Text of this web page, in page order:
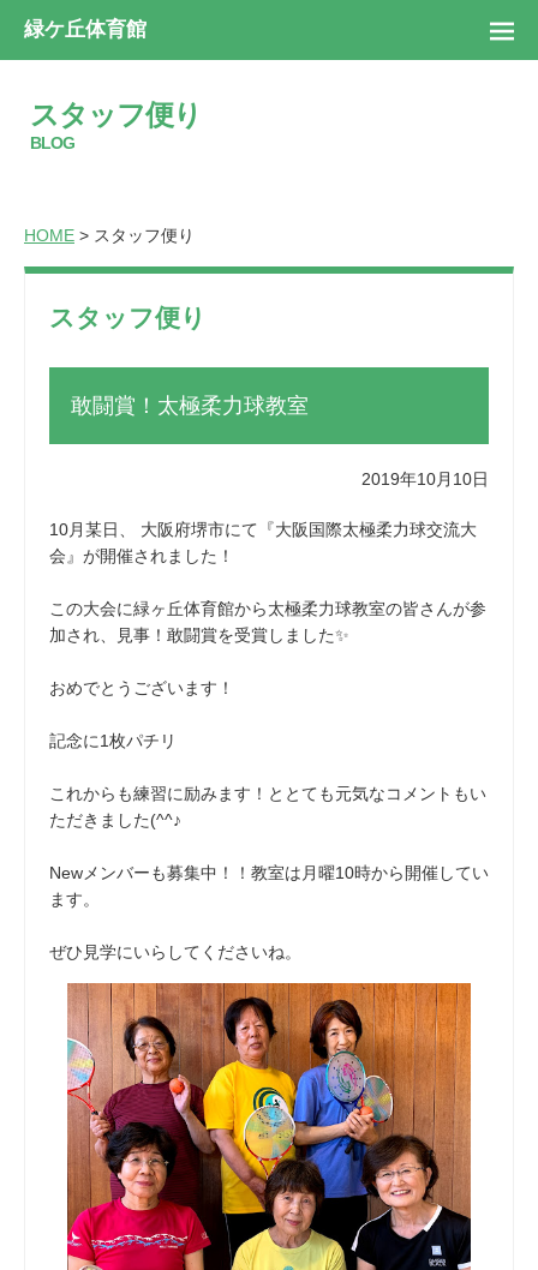
緑ケ丘体育館
スタッフ便り
BLOG
HOME > スタッフ便り
スタッフ便り
敢闘賞！太極柔力球教室
2019年10月10日
10月某日、 大阪府堺市にて『大阪国際太極柔力球交流大
会』が開催されました！
この大会に緑ヶ丘体育館から太極柔力球教室の皆さんが参
加され、見事！敢闘賞を受賞しました✨
おめでとうございます！
記念に1枚パチリ
これからも練習に励みます！ととても元気なコメントもい
ただきました(^^♪
Newメンバーも募集中！！教室は月曜10時から開催してい
ます。
ぜひ見学にいらしてくださいね。